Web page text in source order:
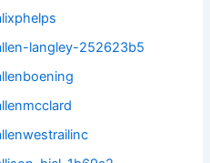
langley-252623b5